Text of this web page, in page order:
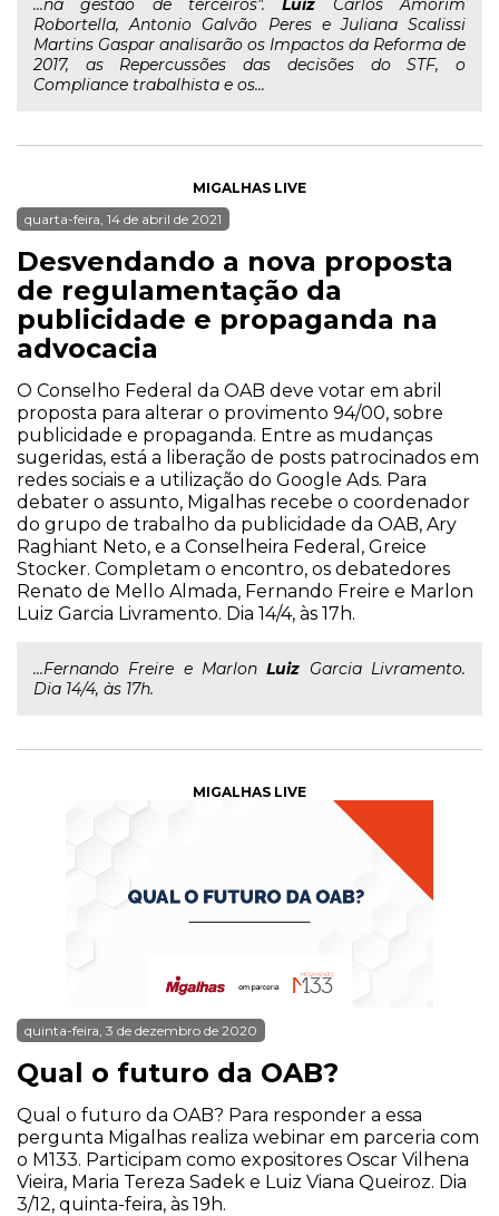
...na gestão de terceiros".Luiz Carlos Amorim
Robortella, Antonio Galvão Peres e Juliana Scalissi
Martins Gaspar analisarão os Impactos da Reforma de
2017, as Repercussões das decisões do STF, o
Compliance trabalhista e os...
MIGALHAS LIVE
quarta-feira, 14 de abril de 2021
Desvendando a nova proposta
de regulamentação da
publicidade e propaganda na
advocacia
O Conselho Federal da OAB deve votar em abril
proposta para alterar o provimento 94/00, sobre
publicidade e propaganda. Entre as mudanças
sugeridas, está a liberação de posts patrocinados em
redes sociais e a utilização do Google Ads. Para
debater o assunto, Migalhas recebe o coordenador
do grupo de trabalho da publicidade da OAB, Ary
Raghiant Neto, e a Conselheira Federal, Greice
Stocker. Completam o encontro, os debatedores
Renato de Mello Almada, Fernando Freire e Marlon
Luiz Garcia Livramento. Dia 14/4, às 17h.
...Fernando Freire e MarlonLuiz Garcia Livramento.
Dia 14/4, às 17h.
MIGALHAS LIVE
quinta-feira, 3 de dezembro de 2020
Qual o futuro da OAB?
Qual o futuro da OAB? Para responder a essa
pergunta Migalhas realiza webinar em parceria com
o M133. Participam como expositores Oscar Vilhena
Vieira, Maria Tereza Sadek e Luiz Viana Queiroz. Dia
3/12, quinta-feira, às 19h.